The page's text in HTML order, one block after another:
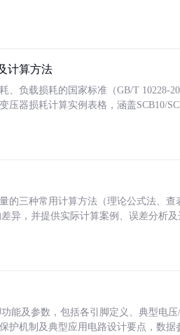
计算方法
、负载损耗的国家标准（GB/T 10228-
压器损耗计算实例表格，涵盖SCB10/
的三种常用计算方法（理论公式法、
异，并提供实际计算案例、误差分析
能及参数，包括各引脚定义、典型电
护机制及典型应用电路设计要点，数